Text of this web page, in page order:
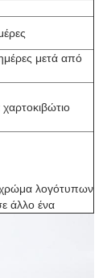
μετά από
λογότυπων
άλλο ένα